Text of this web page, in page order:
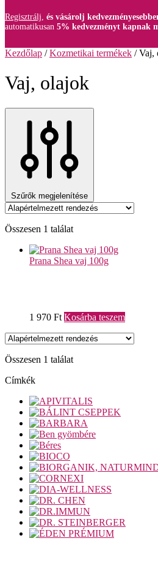
Regisztrálj, és vásárolj
automatikusan 5% kedvezményt kapnak
Kezdőlap /Kozmetikai termékek /Vaj,
Vaj, olajok
Szűrők megjelenítése
Összesen 1 találat
Prana Shea vaj 100g
1 970 Ft Kosárba teszem
Összesen 1 találat
Címkék